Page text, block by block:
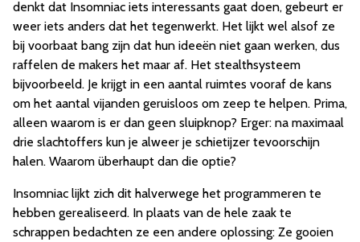
denkt dat Insomniac iets interessants gaat doen, gebeurt er
weer iets anders dat het tegenwerkt. Het lijkt wel alsof ze
bij voorbaat bang zijn dat hun ideeën niet gaan werken, dus
raffelen de makers het maar af. Het stealthsysteem
bijvoorbeeld. Je krijgt in een aantal ruimtes vooraf de kans
om het aantal vijanden geruisloos om zeep te helpen. Prima,
alleen waarom is er dan geen sluipknop? Erger: na maximaal
drie slachtoffers kun je alweer je schietijzer tevoorschijn
halen. Waarom überhaupt dan die optie?
Insomniac lijkt zich dit halverwege het programmeren te
hebben gerealiseerd. In plaats van de hele zaak te
schrappen bedachten ze een andere oplossing: Ze gooien